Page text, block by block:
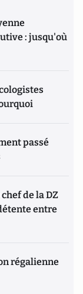
: jusqu'où
passé
de la DZ
entre
régalienne